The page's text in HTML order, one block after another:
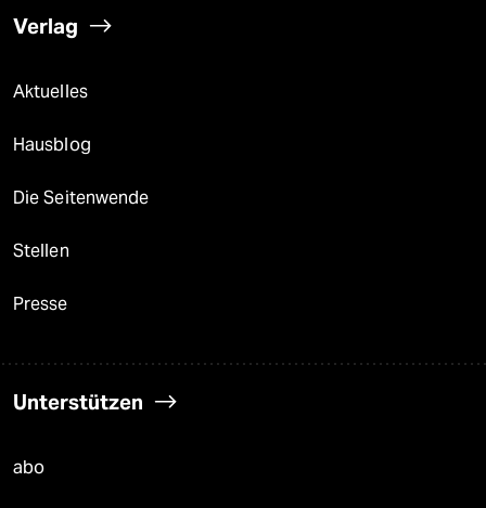
Verlag
Aktuelles
Hausblog
Die Seitenwende
Stellen
Presse
Unterstützen
abo